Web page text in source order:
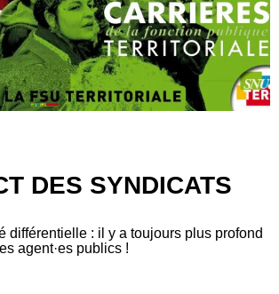
DES SYNDICATS
différentielle : il y a toujours plus profond
agent·es publics !